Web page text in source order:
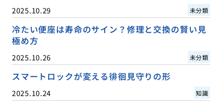
2025.10.29 未分類
冷たい便座は寿命のサイン？修理と交換の賢い見
極め方
2025.10.26 未分類
スマートロックが変える徘徊見守りの形
2025.10.24 知識